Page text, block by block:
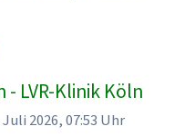
LVR-Klinik Köln
2026, 07:53 Uhr